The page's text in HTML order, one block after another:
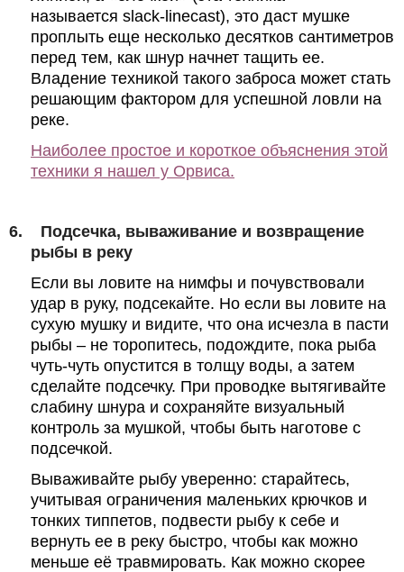
называется slack- linecast), это даст мушке
проплыть еще несколько десятков сантиметров
перед тем, как шнур начнет тащить ее.
Владение техникой такого заброса может стать
решающим фактором для успешной ловли на
реке.
Наиболее простое и короткое объяснения этой
техники я нашел у Орвиса.
6.
Подсечка, вываживание и возвращение
рыбы в реку
Если вы ловите на нимфы и почувствовали
удар в руку, подсекайте. Но если вы ловите на
сухую мушку и видите, что она исчезла в пасти
рыбы – не торопитесь, подождите, пока рыба
чуть-чуть опустится в толщу воды, а затем
сделайте подсечку. При проводке вытягивайте
слабину шнура и сохраняйте визуальный
контроль за мушкой, чтобы быть наготове с
подсечкой.
Вываживайте рыбу уверенно: старайтесь,
учитывая ограничения маленьких крючков и
тонких типпетов, подвести рыбу к себе и
вернуть ее в реку быстро, чтобы как можно
меньше её травмировать. Как можно скорее